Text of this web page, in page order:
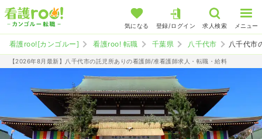
気になる 登録/ログイン 求人検索 メニュー
看護roo![カンゴルー] 看護roo! 転職 千葉県 八千代市 八千代市
【2026年8月最新】八千代市の託児所ありの看護師/准看護師求人・転職・給料